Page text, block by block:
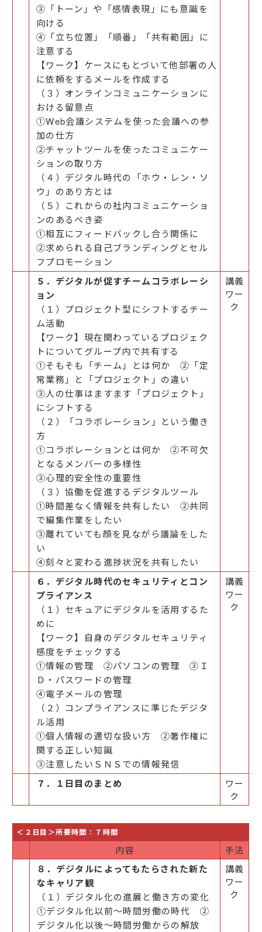
③「トーン」や「感情表現」にも意識を
向ける
④「立ち位置」「順番」「共有範囲」に
注意する
【ワーク】ケースにもとづいて他部署の人
に依頼をするメールを作成する
（３）オンラインコミュニケーションに
おける留意点
①Web会議システムを使った会議への参
加の仕方
②チャットツールを使ったコミュニケー
ションの取り方
（４）デジタル時代の「ホウ・レン・ソ
ウ」のあり方とは
（５）これからの社内コミュニケーショ
ンのあるべき姿
①相互にフィードバックし合う関係に
②求められる自己ブランディングとセル
フプロモーション
５．デジタルが促すチームコラボレーシ
ョン
（１）プロジェクト型にシフトするチー
ム活動
【ワーク】現在関わっているプロジェク
トについてグループ内で共有する
①そもそも「チーム」とは何か ②「定
常業務」と「プロジェクト」の違い
③人の仕事はますます「プロジェクト」
にシフトする
（２）「コラボレーション」という働き
方
①コラボレーションとは何か ②不可欠
となるメンバーの多様性
③心理的安全性の重要性
（３）協働を促進するデジタルツール
①時間差なく情報を共有したい ②共同
で編集作業をしたい
③離れていても顔を見ながら議論をした
い
④刻々と変わる進捗状況を共有したい
講義
ワー
ク
６．デジタル時代のセキュリティとコン
プライアンス
（１）セキュアにデジタルを活用するた
めに
【ワーク】自身のデジタルセキュリティ
感度をチェックする
①情報の管理 ②パソコンの管理 ③Ｉ
Ｄ・パスワードの管理
④電子メールの管理
（２）コンプライアンスに準じたデジタ
ル活用
①個人情報の適切な扱い方 ②著作権に
関する正しい知識
③注意したいＳＮＳでの情報発信
講義
ワー
ク
７．１日目のまとめ
ワー
ク
＜２日目＞所要時間：７時間
内容 手法
８．デジタルによってもたらされた新た
なキャリア観
（１）デジタル化の進展と働き方の変化
①デジタル化以前～時間労働の時代 ②
デジタル化以後～時間労働からの解放
講義
ワー
ク